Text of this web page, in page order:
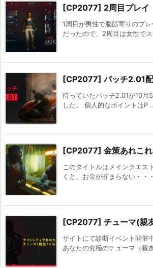
[CP2077] 2周目プレイ
1周目が男性で脳筋寄りのブ
だったので、2周目は女性で
[CP2077] パッチ2.01
待っていたパッチ2.01が10月
した。 個人的なポイントはP
[CP2077] 金策あれこれ
このタイトルはメインクエス
くと、お金が貯まらない・・
[CP2077] チューマ(親
サイトにて診断イベント開催
あなたの究極のチューマ（親